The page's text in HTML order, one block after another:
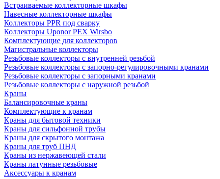
Встраиваемые коллекторные шкафы
Навесные коллекторные шкафы
Коллекторы PPR под сварку
Коллекторы Uponor PEX Wirsbo
Комплектующие для коллекторов
Магистральные коллекторы
Резьбовые коллекторы с внутренней резьбой
Резьбовые коллекторы с запорно-регулировочными кранами
Резьбовые коллекторы с запорными кранами
Резьбовые коллекторы с наружной резьбой
Краны
Балансировочные краны
Комплектующие к кранам
Краны для бытовой техники
Краны для сильфонной трубы
Краны для скрытого монтажа
Краны для труб ПНД
Краны из нержавеющей стали
Краны латунные резьбовые
Аксессуары к кранам